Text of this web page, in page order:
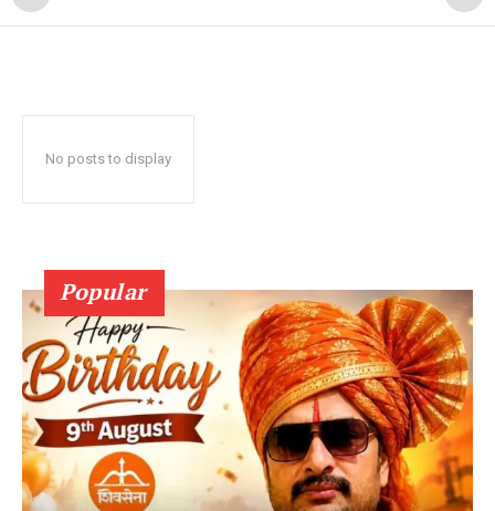
No posts to display
Popular